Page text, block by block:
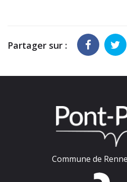
Partager sur :
Commune de